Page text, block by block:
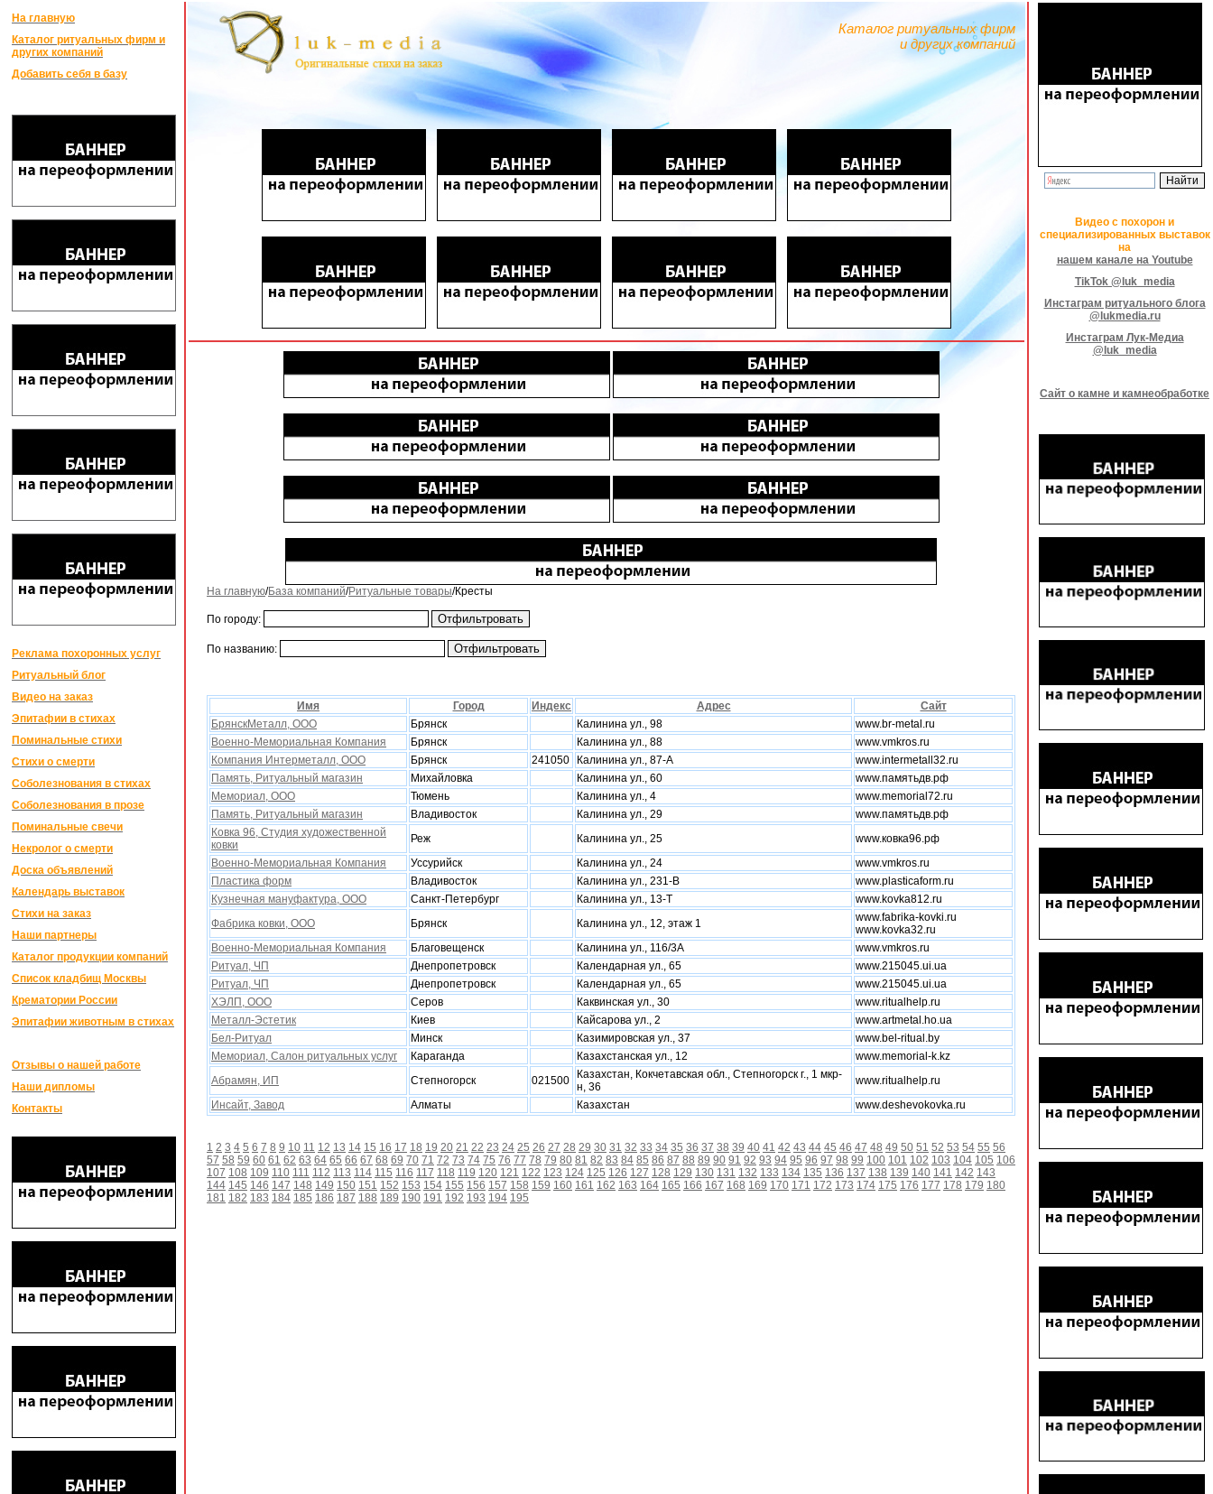
На главную
Каталог ритуальных фирм и
других компаний
Добавить себя в базу
Реклама похоронных услуг
Ритуальный блог
Видео на заказ
Эпитафии в стихах
Поминальные стихи
Стихи о смерти
Соболезнования в стихах
Соболезнования в прозе
Поминальные свечи
Некролог о смерти
Доска объявлений
Календарь выставок
Стихи на заказ
Наши партнеры
Каталог продукции компаний
Список кладбищ Москвы
Крематории России
Эпитафии животным в стихах
Отзывы о нашей работе
Наши дипломы
Контакты
Каталог ритуальных фирм
и других компаний
На главную/База компаний/Ритуальные товары/Кресты
По городу:
По названию:
Имя Город Индекс Адрес
Сайт
БрянскМеталл, ООО
Брянск Калинина ул., 98
www.br-metal.ru
Военно-Мемориальная Компания
Брянск Калинина ул., 88
www.vmkros.ru
Компания Интерметалл, ООО
Брянск 241050 Калинина ул., 87-А
www.intermetall32.ru
Память, Ритуальный магазин
Миxайловка Калинина ул., 60
www.памятьдв.рф
Мемориал, ООО
Тюмень Калинина ул., 4
www.memorial72.ru
Память, Ритуальный магазин
Владивосток Калинина ул., 29
www.памятьдв.рф
Ковка 96, Студия xудожественной
ковки
Реж Калинина ул., 25
www.ковка96.рф
Военно-Мемориальная Компания
Уссурийск Калинина ул., 24
www.vmkros.ru
Пластика форм
Владивосток Калинина ул., 231-В
www.plasticaform.ru
Кузнечная мануфактура, ООО
Санкт-Петербург Калинина ул., 13-Т
www.kovka812.ru
Фабрика ковки, ООО
Брянск Калинина ул., 12, этаж 1
www.fabrika-kovki.ru
www.kovka32.ru
Военно-Мемориальная Компания
Благовещенск Калинина ул., 116/3А
www.vmkros.ru
Ритуал, ЧП
Днепропетровск Календарная ул., 65
www.215045.ui.ua
Ритуал, ЧП
Днепропетровск Календарная ул., 65
www.215045.ui.ua
ХЭЛП, ООО
Серов Каквинская ул., 30
www.ritualhelp.ru
Металл-Эстетик
Киев Кайсарова ул., 2
www.artmetal.ho.ua
Бел-Ритуал
Минск Казимировская ул., 37
www.bel-ritual.by
Мемориал, Салон ритуальныx услуг
Караганда Казахстанская ул., 12
www.memorial-k.kz
Абрамян, ИП
Степногорск 021500
Казахстан, Кокчетавская обл., Степногорск г., 1 мкр-
н, 36
www.ritualhelp.ru
Инсайт, Завод
Алматы Казахстан www.deshevokovka.ru
1 2 3 4 5 6 7 8 9 10 11 12 13 14 15 16 17 18 19 20 21 22 23 24 25 26 27 28 29 30 31 32 33 34 35 36 37 38 39 40 41 42 43 44 45 46 47 48 49 50 51 52 53 54 55 56
57 58 59 60 61 62 63 64 65 66 67 68 69 70 71 72 73 74 75 76 77 78 79 80 81 82 83 84 85 86 87 88 89 90 91 92 93 94 95 96 97 98 99 100 101 102 103 104 105 106
107 108 109 110 111 112 113 114 115 116 117 118 119 120 121 122 123 124 125 126 127 128 129 130 131 132 133 134 135 136 137 138 139 140 141 142 143
144 145 146 147 148 149 150 151 152 153 154 155 156 157 158 159 160 161 162 163 164 165 166 167 168 169 170 171 172 173 174 175 176 177 178 179 180
181 182 183 184 185 186 187 188 189 190 191 192 193 194 195
Видео с похорон и
специализированных выставок
на
нашем канале на Youtube
TikTok @luk_media
Инстаграм ритуального блога
@lukmedia.ru
Инстаграм Лук-Медиа
@luk_media
Сайт о камне и камнеобработке